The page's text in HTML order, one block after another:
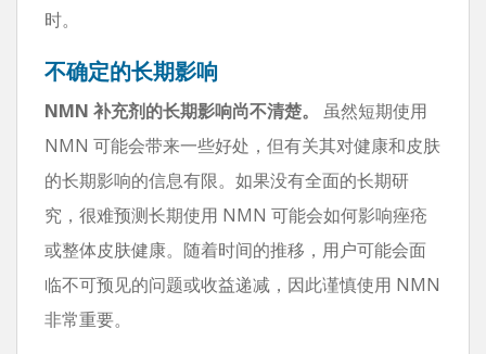
时。
不确定的长期影响
NMN 补充剂的长期影响尚不清楚。
虽然短期使用
NMN 可能会带来一些好处，但有关其对健康和皮肤
的长期影响的信息有限。如果没有全面的长期研
究，很难预测长期使用 NMN 可能会如何影响痤疮
或整体皮肤健康。随着时间的推移，用户可能会面
临不可预见的问题或收益递减，因此谨慎使用 NMN
非常重要。